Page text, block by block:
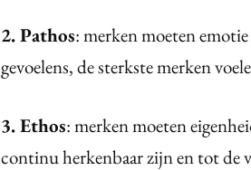
2. Pathos: merken moeten
gevoelens, de sterkste merken
3. Ethos: merken moeten
continu herkenbaar zijn en tot de